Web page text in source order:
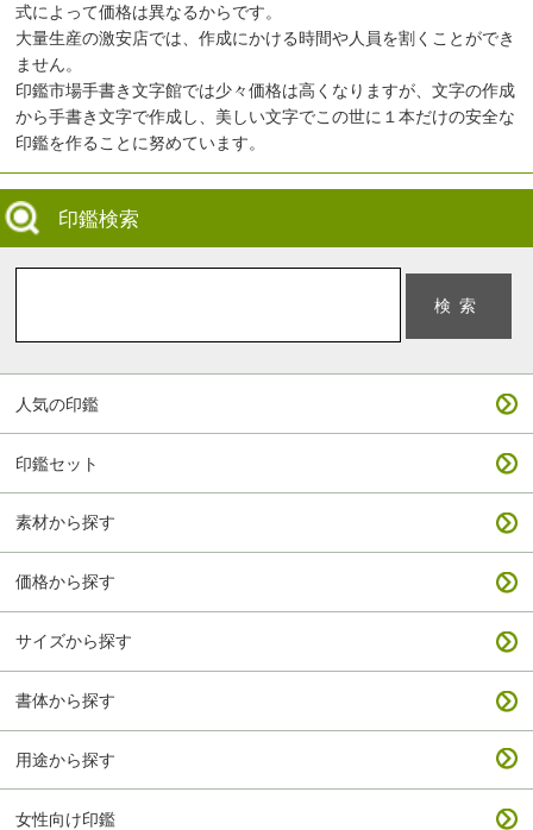
式によって価格は異なるからです。
大量生産の激安店では、作成にかける時間や人員を割くことができ
ません。
印鑑市場手書き文字館では少々価格は高くなりますが、文字の作成
から手書き文字で作成し、美しい文字でこの世に１本だけの安全な
印鑑を作ることに努めています。
印鑑検索
人気の印鑑
印鑑セット
素材から探す
価格から探す
サイズから探す
書体から探す
用途から探す
女性向け印鑑